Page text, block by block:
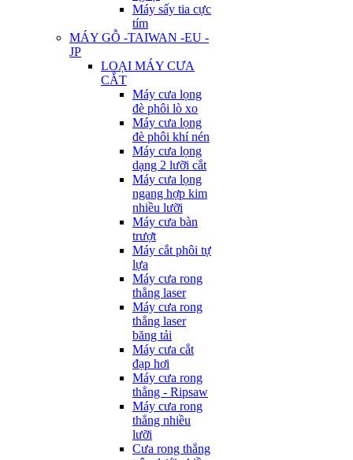
Máy sấy tia cực
tím
MÁY GỖ -TAIWAN -EU -
JP
LOẠI MÁY CƯA
CẮT
Máy cưa lọng
đè phôi lò xo
Máy cưa lọng
đè phôi khí nén
Máy cưa lọng
dạng 2 lưỡi cắt
Máy cưa lọng
ngang hợp kim
nhiều lưỡi
Máy cưa bàn
trượt
Máy cắt phôi tự
lựa
Máy cưa rong
thẳng laser
Máy cưa rong
thẳng laser
băng tải
Máy cưa cắt
đạp hơi
Máy cưa rong
thẳng - Ripsaw
Máy cưa rong
thẳng nhiều
lưỡi
Cưa rong thẳng